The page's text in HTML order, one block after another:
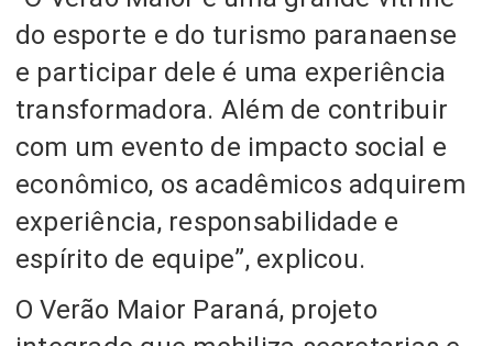
do esporte e do turismo paranaense
e participar dele é uma experiência
transformadora. Além de contribuir
com um evento de impacto social e
econômico, os acadêmicos adquirem
experiência, responsabilidade e
espírito de equipe”, explicou.
O Verão Maior Paraná, projeto